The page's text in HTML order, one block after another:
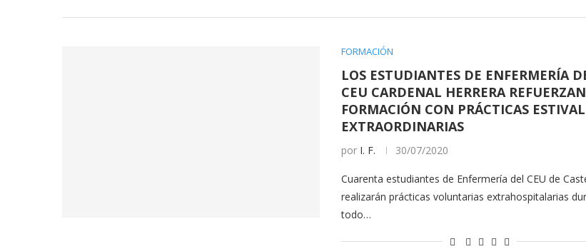
FORMACIÓN
LOS ESTUDIANTES DE ENFERMERÍA
CEU CARDENAL HERRERA
FORMACIÓN CON PRÁCTICAS
EXTRAORDINARIAS
por I. F. 30/07/2020
Cuarenta estudiantes de Enfermería del CEU de
realizarán prácticas voluntarias extrahospitalarias
todo…